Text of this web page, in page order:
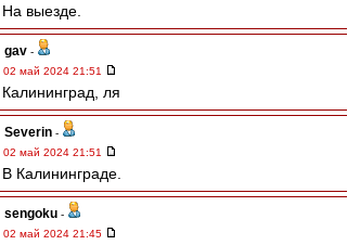
На выезде.
gav -
02 май 2024 21:51
Калининград, ля
Severin -
02 май 2024 21:51
В Калининграде.
sengoku -
02 май 2024 21:45